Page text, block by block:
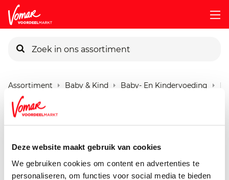
Deze website maakt gebruik van cookies
We gebruiken cookies om content en advertenties te
personaliseren, om functies voor social media te bieden
Pincode vergeten
Persoonlijk KIK-account
Assortiment Baby & Kind Baby- En Kindervoeding
Bonbebe M0813 Rijstschotel